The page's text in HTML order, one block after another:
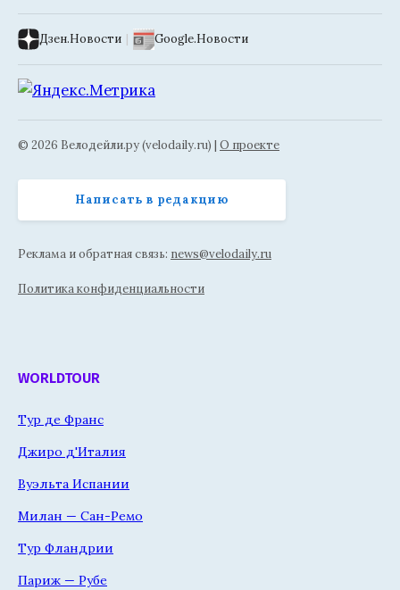
Дзен.Новости | Google.Новости
© 2026 Велодейли.ру (velodaily.ru) | О проекте
Написать в редакцию
Реклама и обратная связь: news@velodaily.ru
Политика конфиденциальности
WORLDTOUR
Тур де Франс
Джиро д'Италия
Вуэльта Испании
Милан — Сан-Ремо
Тур Фландрии
Париж — Рубе